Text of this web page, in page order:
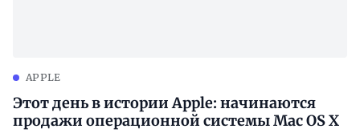
APPLE
Этот день в истории Apple: начинаются
продажи операционной системы Mac OS X